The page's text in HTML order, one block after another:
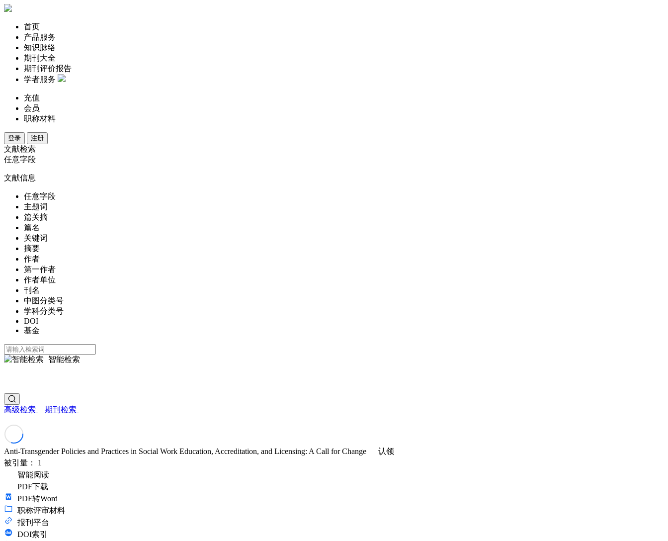
首页
产品服务
知识脉络
期刊大全
期刊评价报告
学者服务
充值
会员
职称材料
登录 注册
文献检索
任意字段
文献信息
任意字段
主题词
篇关摘
篇名
关键词
摘要
作者
第一作者
作者单位
刊名
中图分类号
学科分类号
DOI
基金
智能检索
高级检索 期刊检索
Anti-Transgender Policies and Practices in Social Work Education, Accreditation, and Licensing: A Call for Change
认领
被引量： 1
智能阅读
PDF下载
PDF转Word
职称评审材料
报刊平台
DOI索引